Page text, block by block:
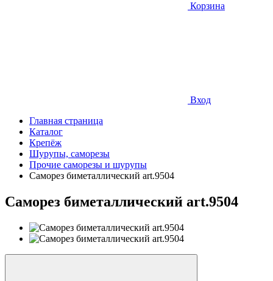
Корзина
Вход
Главная страница
Каталог
Крепёж
Шурупы, саморезы
Прочие саморезы и шурупы
Саморез биметаллический art.9504
Саморез биметаллический art.9504